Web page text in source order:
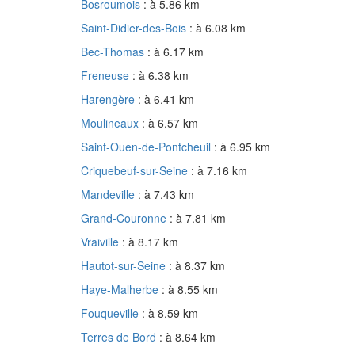
Bosroumois : à 5.86 km
Saint-Didier-des-Bois : à 6.08 km
Bec-Thomas : à 6.17 km
Freneuse : à 6.38 km
Harengère : à 6.41 km
Moulineaux : à 6.57 km
Saint-Ouen-de-Pontcheuil : à 6.95 km
Criquebeuf-sur-Seine : à 7.16 km
Mandeville : à 7.43 km
Grand-Couronne : à 7.81 km
Vraiville : à 8.17 km
Hautot-sur-Seine : à 8.37 km
Haye-Malherbe : à 8.55 km
Fouqueville : à 8.59 km
Terres de Bord : à 8.64 km